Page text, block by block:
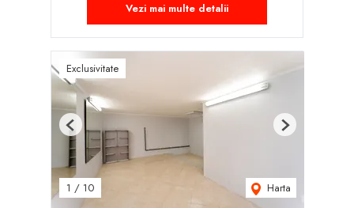
Vezi mai multe detalii
Exclusivitate
1 / 10 Harta
Previous Next